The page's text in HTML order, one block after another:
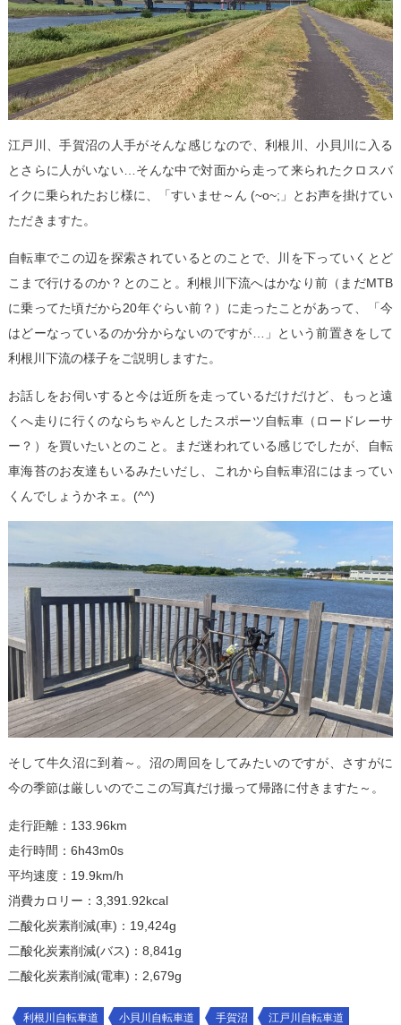
江戸川、手賀沼の人手がそんな感じなので、利根川、小貝川に入る
とさらに人がいない…そんな中で対面から走って来られたクロスバ
イクに乗られたおじ様に、「すいませ～ん (~o~;」とお声を掛けてい
ただきますた。
自転車でこの辺を探索されているとのことで、川を下っていくとど
こまで行けるのか？とのこと。利根川下流へはかなり前（まだMTB
に乗ってた頃だから20年ぐらい前？）に走ったことがあって、「今
はどーなっているのか分からないのですが…」という前置きをして
利根川下流の様子をご説明しますた。
お話しをお伺いすると今は近所を走っているだけだけど、もっと遠
くへ走りに行くのならちゃんとしたスポーツ自転車（ロードレーサ
ー？）を買いたいとのこと。まだ迷われている感じでしたが、自転
車海苔のお友達もいるみたいだし、これから自転車沼にはまってい
くんでしょうかネェ。(^^)
そして牛久沼に到着～。沼の周回をしてみたいのですが、さすがに
今の季節は厳しいのでここの写真だけ撮って帰路に付きますた～。
走行距離：133.96km
走行時間：6h43m0s
平均速度：19.9km/h
消費カロリー：3,391.92kcal
二酸化炭素削減(車)：19,424g
二酸化炭素削減(バス)：8,841g
二酸化炭素削減(電車)：2,679g
利根川自転車道 小貝川自転車道 手賀沼 江戸川自転車道